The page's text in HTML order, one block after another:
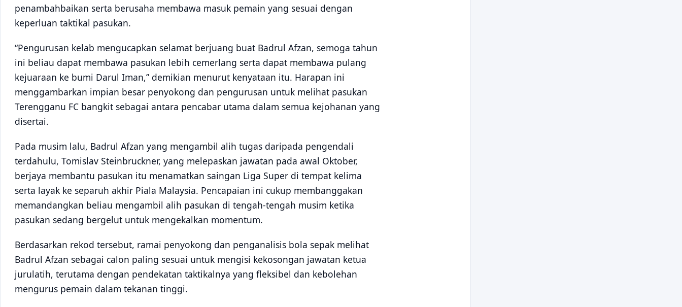
penambahbaikan serta berusaha membawa masuk pemain yang sesuai dengan
keperluan taktikal pasukan.
“Pengurusan kelab mengucapkan selamat berjuang buat Badrul Afzan, semoga tahun
ini beliau dapat membawa pasukan lebih cemerlang serta dapat membawa pulang
kejuaraan ke bumi Darul Iman,” demikian menurut kenyataan itu. Harapan ini
menggambarkan impian besar penyokong dan pengurusan untuk melihat pasukan
Terengganu FC bangkit sebagai antara pencabar utama dalam semua kejohanan yang
disertai.
Pada musim lalu, Badrul Afzan yang mengambil alih tugas daripada pengendali
terdahulu, Tomislav Steinbruckner, yang melepaskan jawatan pada awal Oktober,
berjaya membantu pasukan itu menamatkan saingan Liga Super di tempat kelima
serta layak ke separuh akhir Piala Malaysia. Pencapaian ini cukup membanggakan
memandangkan beliau mengambil alih pasukan di tengah-tengah musim ketika
pasukan sedang bergelut untuk mengekalkan momentum.
Berdasarkan rekod tersebut, ramai penyokong dan penganalisis bola sepak melihat
Badrul Afzan sebagai calon paling sesuai untuk mengisi kekosongan jawatan ketua
jurulatih, terutama dengan pendekatan taktikalnya yang fleksibel dan kebolehan
mengurus pemain dalam tekanan tinggi.